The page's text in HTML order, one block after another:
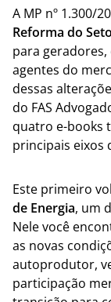
A MP nº 1.300/
Reforma do
para
agentes do
dessas
do FAS
quatro e-books
principais eixos
Este primeiro
de Energia, um
Nele você
as novas
autoprodutor,
participação